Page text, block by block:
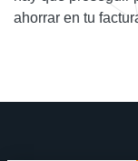
ahorrar en tu